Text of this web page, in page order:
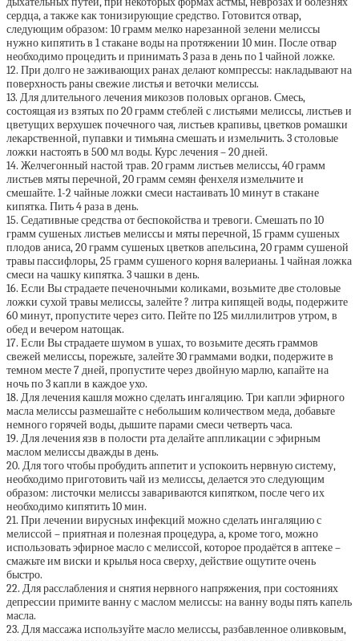
сердца, а также как тонизирующие средство. Готовится отвар,
следующим образом: 10 грамм мелко нарезанной зелени мелиссы
нужно кипятить в 1 стакане воды на протяжении 10 мин. После отвар
необходимо процедить и принимать 3 раза в день по 1 чайной ложке.
12. При долго не заживающих ранах делают компрессы: накладывают на
поверхность раны свежие листья и веточки мелиссы.
13. Для длительного лечения микозов половых органов. Смесь,
состоящая из взятых по 20 грамм стеблей с листьями мелиссы, листьев и
цветущих верхушек почечного чая, листьев крапивы, цветков ромашки
лекарственной, пупавки и тимьяна смешать и измельчить. 3 столовые
ложки настоять в 500 мл воды. Курс лечения – 20 дней.
14. Желчегонный настой трав. 20 грамм листьев мелиссы, 40 грамм
листьев мяты перечной, 20 грамм семян фенхеля измельчите и
смешайте. 1-2 чайные ложки смеси настаивать 10 минут в стакане
кипятка. Пить 4 раза в день.
15. Седативные средства от беспокойства и тревоги. Смешать по 10
грамм сушеных листьев мелиссы и мяты перечной, 15 грамм сушеных
плодов аниса, 20 грамм сушеных цветков апельсина, 20 грамм сушеной
травы пассифлоры, 25 грамм сушеного корня валерианы. 1 чайная ложка
смеси на чашку кипятка. 3 чашки в день.
16. Если Вы страдаете печеночными коликами, возьмите две столовые
ложки сухой травы мелиссы, залейте ? литра кипящей воды, подержите
60 минут, пропустите через сито. Пейте по 125 миллилитров утром, в
обед и вечером натощак.
17. Если Вы страдаете шумом в ушах, то возьмите десять граммов
свежей мелиссы, порежьте, залейте 30 граммами водки, подержите в
темном месте 7 дней, пропустите через двойную марлю, капайте на
ночь по 3 капли в каждое ухо.
18. Для лечения кашля можно сделать ингаляцию. Три капли эфирного
масла мелиссы размешайте с небольшим количеством меда, добавьте
немного горячей воды, дышите парами смеси четверть часа.
19. Для лечения язв в полости рта делайте аппликации с эфирным
маслом мелиссы дважды в день.
20. Для того чтобы пробудить аппетит и успокоить нервную систему,
необходимо приготовить чай из мелиссы, делается это следующим
образом: листочки мелиссы завариваются кипятком, после чего их
необходимо кипятить 10 мин.
21. При лечении вирусных инфекций можно сделать ингаляцию с
мелиссой – приятная и полезная процедура, а, кроме того, можно
использовать эфирное масло с мелиссой, которое продаётся в аптеке –
смажьте им виски и крылья носа сверху, действие ощутите очень
быстро.
22. Для расслабления и снятия нервного напряжения, при состояниях
депрессии примите ванну с маслом мелиссы: на ванну воды пять капель
масла.
23. Для массажа используйте масло мелиссы, разбавленное оливковым,